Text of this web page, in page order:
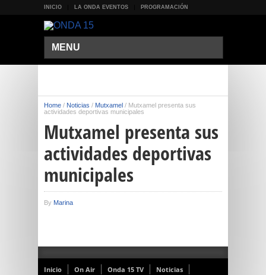
INICIO LA ONDA EVENTOS PROGRAMACIÓN
MENU
Home / Noticias / Mutxamel / Mutxamel presenta sus
actividades deportivas municipales
Mutxamel presenta sus
actividades deportivas
municipales
By Marina
Inicio On Air Onda 15 TV
Noticias